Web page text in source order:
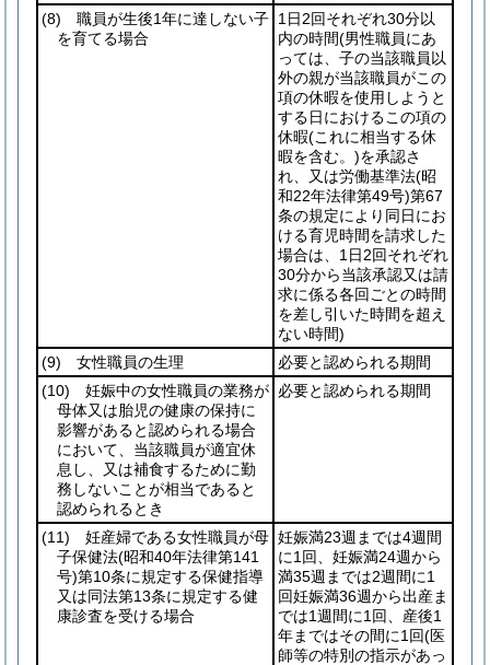
(8) 職員が生後1年に達しない子
を育てる場合
1日2回それぞれ30分以
内の時間(男性職員にあ
っては、子の当該職員以
外の親が当該職員がこの
項の休暇を使用しようと
する日におけるこの項の
休暇(これに相当する休
暇を含む。)を承認さ
れ、又は労働基準法(昭
和22年法律第49号)第67
条の規定により同日にお
ける育児時間を請求した
場合は、1日2回それぞれ
30分から当該承認又は請
求に係る各回ごとの時間
を差し引いた時間を超え
ない時間)
(9) 女性職員の生理
必要と認められる期間
(10) 妊娠中の女性職員の業務が
母体又は胎児の健康の保持に
影響があると認められる場合
において、当該職員が適宜休
息し、又は補食するために勤
務しないことが相当であると
認められるとき
必要と認められる期間
(11) 妊産婦である女性職員が母
子保健法(昭和40年法律第141
号)第10条に規定する保健指導
又は同法第13条に規定する健
康診査を受ける場合
妊娠満23週までは4週間
に1回、妊娠満24週から
満35週までは2週間に1
回妊娠満36週から出産ま
では1週間に1回、産後1
年まではその間に1回(医
師等の特別の指示があっ